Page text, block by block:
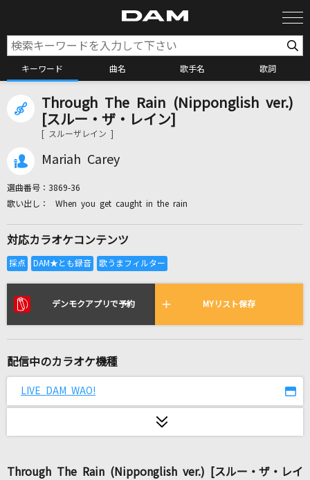
キーワード 曲名 歌手名 歌詞
カラオケ検索
カラオケリクエスト
リアルタイムで歌われている曲の一覧
[生音]歌うたいのバラッド
50%
Official髭男dism
ワルキューレ
Watch me!
Through The Rain (Nipponglish ver.)
[スルー・ザ・レイン]
[ スルーザレイン ]
Mariah Carey
選曲番号： 3869-36
When you get caught in the rain
対応カラオケコンテンツ
デンモクアプリで予約 MYリスト保存
配信中のカラオケ機種
LIVE DAM WAO!
Through The Rain (Nipponglish ver.) [スルー・ザ・レイ